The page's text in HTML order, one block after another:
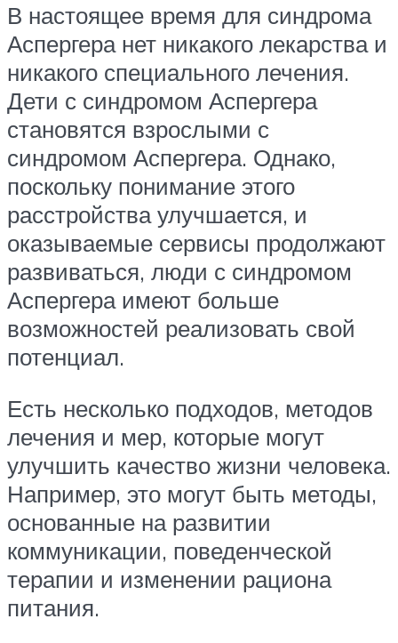
В настоящее время для синдрома
Аспергера нет никакого лекарства и
никакого специального лечения.
Дети с синдромом Аспергера
становятся взрослыми с
синдромом Аспергера. Однако,
поскольку понимание этого
расстройства улучшается, и
оказываемые сервисы продолжают
развиваться, люди с синдромом
Аспергера имеют больше
возможностей реализовать свой
потенциал.
Есть несколько подходов, методов
лечения и мер, которые могут
улучшить качество жизни человека.
Например, это могут быть методы,
основанные на развитии
коммуникации, поведенческой
терапии и изменении рациона
питания.